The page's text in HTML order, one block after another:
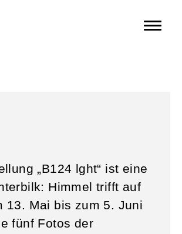
„B124 lght“ ist eine
Himmel trifft auf
13. Mai bis zum 5. Juni
fünf Fotos der